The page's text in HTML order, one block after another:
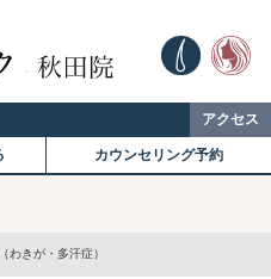
アクセス
カウンセリング予約
わきが・多汗症）